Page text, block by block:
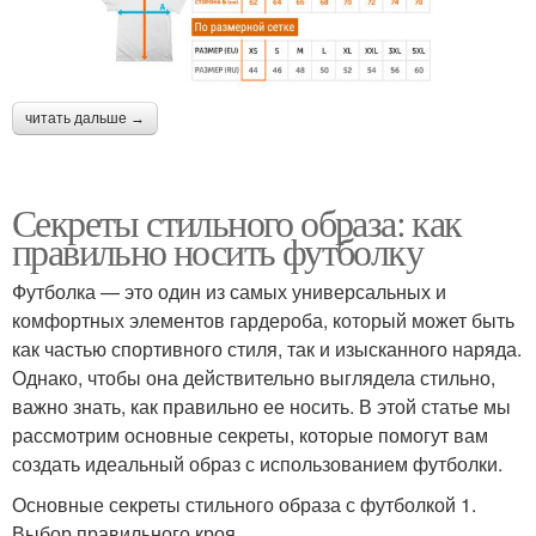
читать дальше →
Секреты стильного образа: как
правильно носить футболку
Футболка — это один из самых универсальных и
комфортных элементов гардероба, который может быть
как частью спортивного стиля, так и изысканного наряда.
Однако, чтобы она действительно выглядела стильно,
важно знать, как правильно ее носить. В этой статье мы
рассмотрим основные секреты, которые помогут вам
создать идеальный образ с использованием футболки.
Основные секреты стильного образа с футболкой 1.